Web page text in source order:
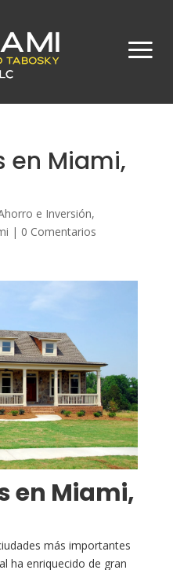
en Miami,
e Inversión,
| 0 Comentarios
en Miami,
más importantes
ha enriquecido de gran